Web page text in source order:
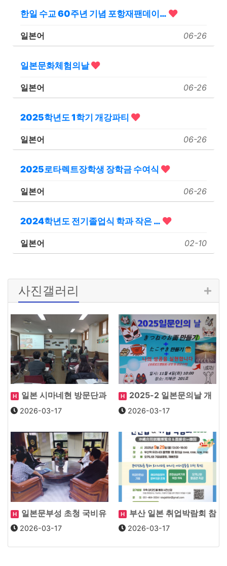
한일 수교 60주년 기념 포항재팬데이…
일본어 06-26
일본문화체험의날
일본어 06-26
2025학년도 1학기 개강파티
일본어 06-26
2025로타렉트장학생 장학금 수여식
일본어 06-26
2024학년도 전기졸업식 학과 작은 …
일본어 02-10
사진갤러리
H
일본 시마네현 방문단과
의 교류회 실시
2026-03-17
H
2025-2 일본문의날 개
최 : 狐面作り
2026-03-17
H
일본문부성 초청 국비유
학생 이정호학생 총장…
2026-03-17
H
부산 일본 취업박람회 참
석 2026-03-17